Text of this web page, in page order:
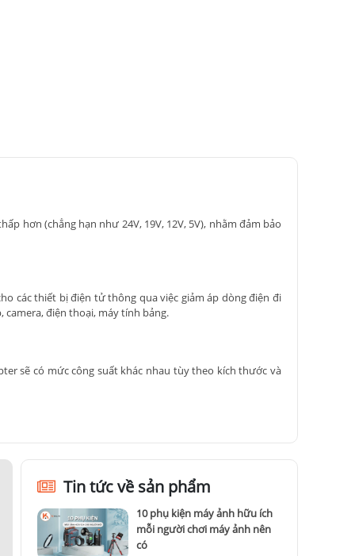
hơn (chẳng hạn như 24V, 19V, 12V, 5V), nhằm đảm bảo
các thiết bị điện tử thông qua việc giảm áp dòng điện đi
điện thoại, máy tính bảng.
sẽ có mức công suất khác nhau tùy theo kích thước và
Tin tức về sản phẩm
10 phụ kiện máy ảnh hữu ích
mỗi người chơi máy ảnh nên
có